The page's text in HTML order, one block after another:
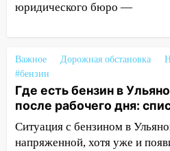
Соцсети: на
20:22
жительницу
19:14 Житель
подвез троих
заработал уголовное
юридического бюро —
Важное Дорожная обстановка
#бензин
Где есть бензин в
после рабочего дня:
Ситуация с бензином в
напряженной, хотя уже и